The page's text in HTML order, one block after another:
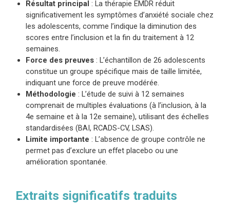
Résultat principal : La thérapie EMDR réduit
significativement les symptômes d’anxiété sociale chez
les adolescents, comme l’indique la diminution des
scores entre l’inclusion et la fin du traitement à 12
semaines.
Force des preuves : L’échantillon de 26 adolescents
constitue un groupe spécifique mais de taille limitée,
indiquant une force de preuve modérée.
Méthodologie : L’étude de suivi à 12 semaines
comprenait de multiples évaluations (à l’inclusion, à la
4e semaine et à la 12e semaine), utilisant des échelles
standardisées (BAI, RCADS-CV, LSAS).
Limite importante : L’absence de groupe contrôle ne
permet pas d’exclure un effet placebo ou une
amélioration spontanée.
Extraits significatifs traduits